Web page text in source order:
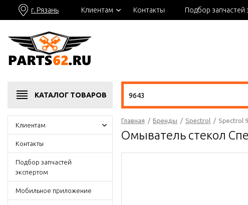
г. Рязань Клиентам Контакты Подбор запчастей
КАТАЛОГ ТОВАРОВ
Клиентам
Контакты
Подбор запчастей
экспертом
Мобильное приложение
Главная / Бренды / Spectrol / Spectrol
Омыватель стекол